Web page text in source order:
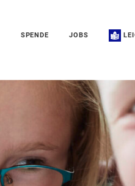
SPENDE JOBS